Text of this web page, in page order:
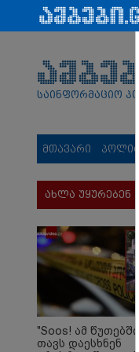
პარტნიორები:
საინფორმაციო
მთავარი
ახლა უყურებენ
"Soos! ამ წუთებში
თავს დაესხნენ